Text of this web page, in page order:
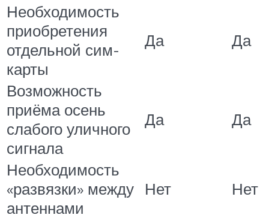
Необходимость
приобретения
отдельной сим-
карты
Да Да
Возможность
приёма осень
слабого уличного
сигнала
Да Да
Необходимость
«развязки» между
антеннами
Нет Нет